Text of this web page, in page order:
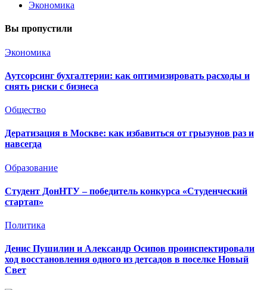
Экономика
Вы пропустили
Экономика
Аутсорсинг бухгалтерии: как оптимизировать расходы и
снять риски с бизнеса
Общество
Дератизация в Москве: как избавиться от грызунов раз и
навсегда
Образование
Студент ДонНТУ – победитель конкурса «Студенческий
стартап»
Политика
Денис Пушилин и Александр Осипов проинспектировали
ход восстановления одного из детсадов в поселке Новый
Свет